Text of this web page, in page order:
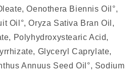
Oenothera Biennis Oil°,
Oil°, Oryza Sativa Bran Oil,
Polyhydroxystearic Acid,
Glyceryl Caprylate,
Annuus Seed Oil°, Sodium